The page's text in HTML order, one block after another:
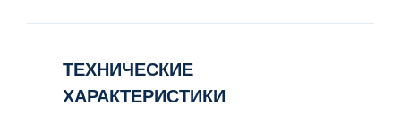
ТЕХНИЧЕСКИЕ
ХАРАКТЕРИСТИКИ